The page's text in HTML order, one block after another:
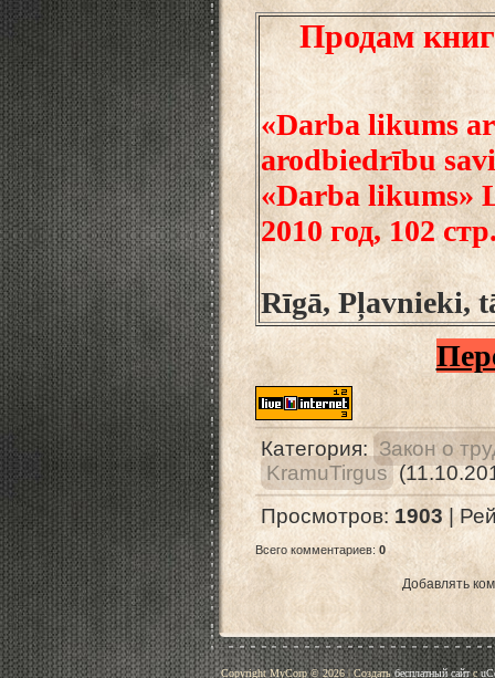
Продам
«Darba likums
arodbiedrību
«Darba likums»
2010 год, 102
Rīgā, Pļavnieki,
Категория: Закон о
KramuTirgus
Просмотров:1903|
Всего комментариев: 0
Добавлять
Copyright MyCorp © 2026|Создатьбесплатный сайтс